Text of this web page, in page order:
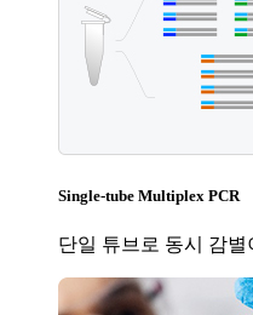
Single-tube Multiplex PCR
단일 튜브로 동시 감